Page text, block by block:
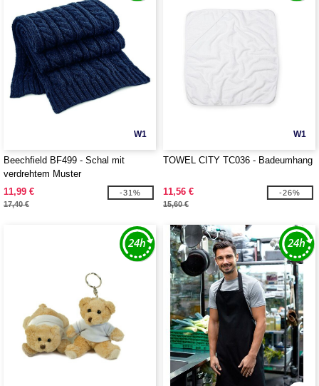
W1
Beechfield BF499 - Schal mit
verdrehtem Muster
11,99 €
17,40 €
-31%
W1
TOWEL CITY TC036 - Badeumhang
11,56 €
15,60 €
-26%